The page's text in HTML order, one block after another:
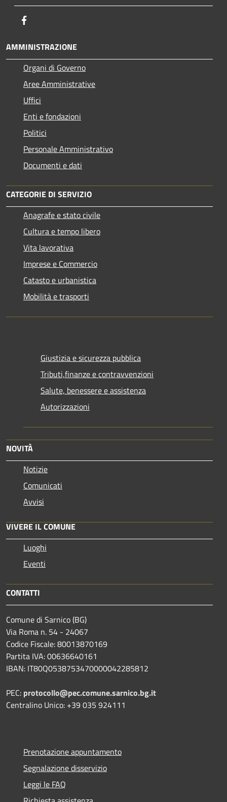
AMMINISTRAZIONE
Organi di Governo
Aree Amministrative
Uffici
Enti e fondazioni
Politici
Personale Amministrativo
Documenti e dati
CATEGORIE DI SERVIZIO
Anagrafe e stato civile
Cultura e tempo libero
Vita lavorativa
Imprese e Commercio
Catasto e urbanistica
Mobilità e trasporti
Giustizia e sicurezza pubblica
Tributi,finanze e contravvenzioni
Salute, benessere e assistenza
Autorizzazioni
NOVITÀ
Notizie
Comunicati
Avvisi
VIVERE IL COMUNE
Luoghi
Eventi
CONTATTI
Comune di Sarnico (BG)
Via Roma n. 54 - 24067
Codice Fiscale: 80013870169
Partita IVA: 00636640161
IBAN: IT80Q0538753470000042285812
PEC: protocollo@pec.comune.sarnico.bg.it
Centralino Unico: +39 035 924111
Prenotazione appuntamento
Segnalazione disservizio
Leggi le FAQ